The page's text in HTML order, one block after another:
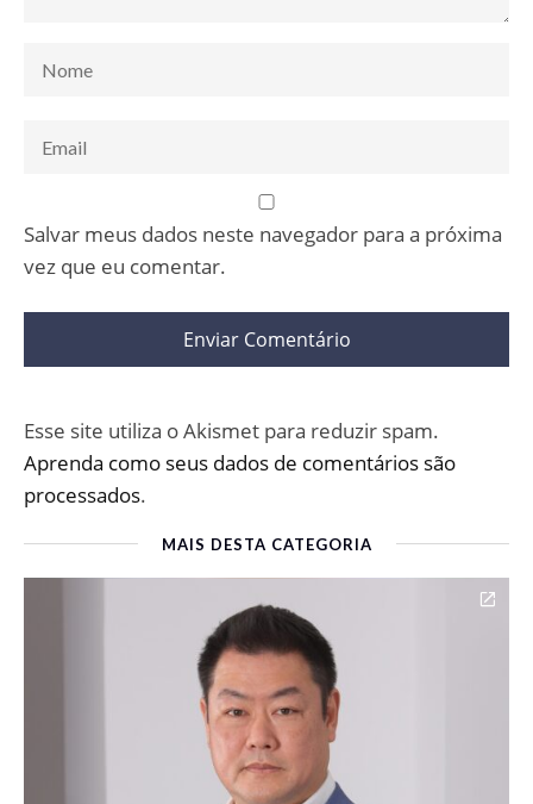
Salvar meus dados neste navegador para a próxima
vez que eu comentar.
Esse site utiliza o Akismet para reduzir spam.
Aprenda como seus dados de comentários são
processados.
MAIS DESTA CATEGORIA